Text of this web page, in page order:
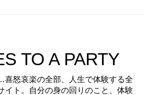
TO A PARTY
喜怒哀楽の全部、人生で体験する全
イト。自分の身の回りのこと、体験